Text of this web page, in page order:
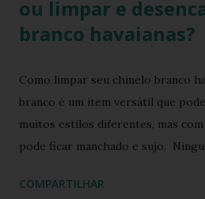
ou limpar e
branco havaianas?
Como limpar seu chinelo branco
branco é um item versátil que
muitos estilos diferentes, mas
pode ficar manchado e sujo.
branca ou alguma cor clara,
COMPARTILHAR